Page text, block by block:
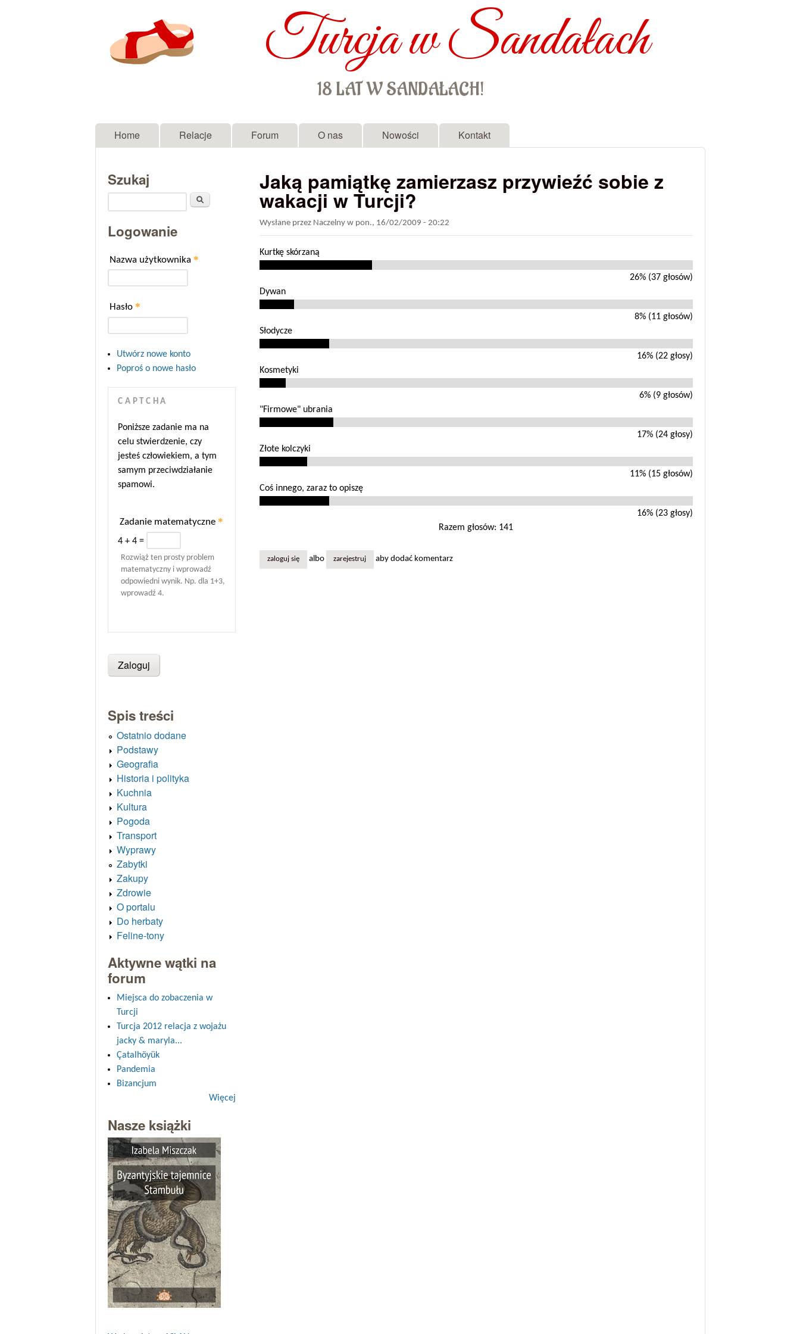
Turcja w Sandałach
18 LAT W SANDAŁACH!
Menu główne
Home Relacje Forum O nas Nowości Kontakt
Jaką pamiątkę zamierzasz przywieźć sobie z
wakacji w Turcji?
Wysłane przez Naczelny w pon., 16/02/2009 - 20:22
Kurtkę skórzaną
26% (37 głosów)
Dywan
8% (11 głosów)
Słodycze
16% (22 głosy)
Kosmetyki
6% (9 głosów)
"Firmowe" ubrania
17% (24 głosy)
Złote kolczyki
11% (15 głosów)
Coś innego, zaraz to opiszę
16% (23 głosy)
Razem głosów: 141
zaloguj się albo zarejestruj aby dodać komentarz
Szukaj
Logowanie
Nazwa użytkownika *
Hasło *
Utwórz nowe konto
Poproś o nowe hasło
CAPTCHA
Poniższe zadanie ma na
celu stwierdzenie, czy
jesteś człowiekiem, a tym
samym przeciwdziałanie
spamowi.
Zadanie matematyczne *
4 + 4 =
Rozwiąż ten prosty problem
matematyczny i wprowadź
odpowiedni wynik. Np. dla 1+3,
wprowadź 4.
Spis treści
Ostatnio dodane
Podstawy
Geografia
Historia i polityka
Kuchnia
Kultura
Pogoda
Transport
Wyprawy
Zabytki
Zakupy
Zdrowie
O portalu
Do herbaty
Feline-tony
Aktywne wątki na
forum
Miejsca do zobaczenia w
Turcji
Turcja 2012 relacja z wojażu
jacky & maryla...
Çatalhöyük
Pandemia
Bizancjum
Więcej
Nasze książki